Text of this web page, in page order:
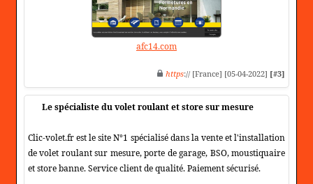
afc14.com
https:// [France] [05-04-2022] [#3]
Le spécialiste du volet roulant et store sur mesure
Clic-volet.fr est le site N°1 spécialisé dans la vente et l'installation
de volet roulant sur mesure, porte de garage, BSO, moustiquaire
et store banne. Service client de qualité. Paiement sécurisé.